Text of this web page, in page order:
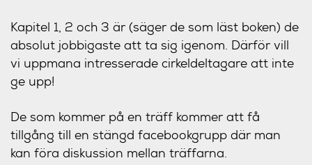
Kapitel 1, 2 och 3 är (säger de som läst boken) de
absolut jobbigaste att ta sig igenom. Därför vill
vi uppmana intresserade cirkeldeltagare att inte
ge upp!
De som kommer på en träff kommer att få
tillgång till en stängd facebookgrupp där man
kan föra diskussion mellan träffarna.